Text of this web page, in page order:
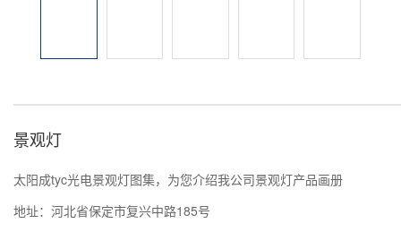
景观灯
太阳成tyc光电景观灯图集，为您介绍我公司景观灯产品画册
地址：河北省保定市复兴中路185号